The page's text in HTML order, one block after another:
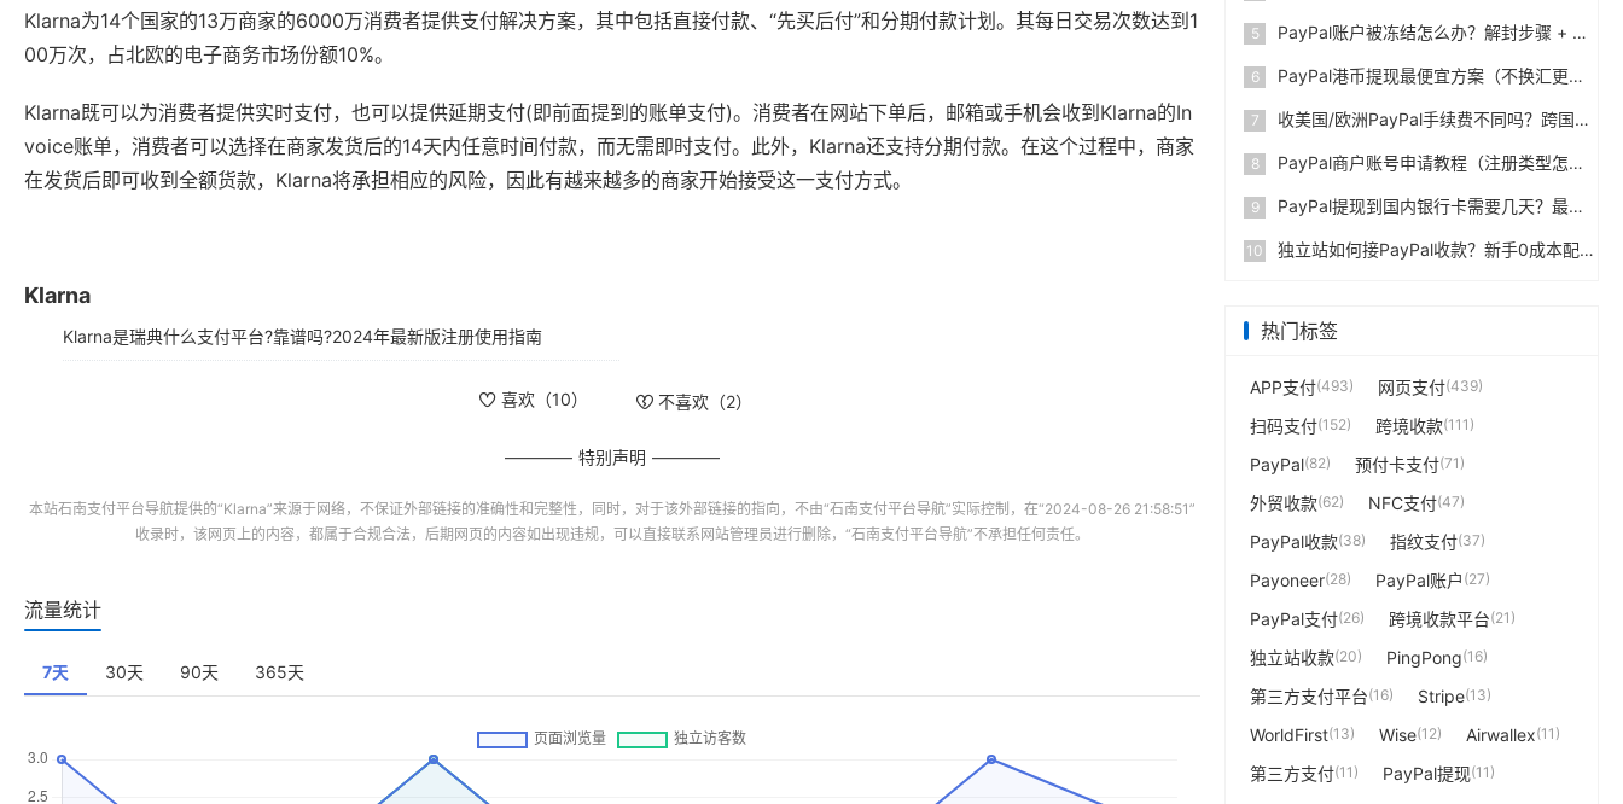
Klarna为14个国家的13万商家的6000万消费者提供支付解决方案，其中包括直接付款、“先买后付”和分期付款计划。其每日交易次数达到1
00万次，占北欧的电子商务市场份额10%。
Klarna既可以为消费者提供实时支付，也可以提供延期支付(即前面提到的账单支付)。消费者在网站下单后，邮箱或手机会收到Klarna的In
voice账单，消费者可以选择在商家发货后的14天内任意时间付款，而无需即时支付。此外，Klarna还支持分期付款。在这个过程中，商家
在发货后即可收到全额货款，Klarna将承担相应的风险，因此有越来越多的商家开始接受这一支付方式。
Klarna
Klarna是瑞典什么支付平台?靠谱吗?2024年最新版注册使用指南
喜欢（10） 不喜欢（2）
特别声明
本站石南支付平台导航提供的“Klarna”来源于网络，不保证外部链接的准确性和完整性，同时，对于该外部链接的指向，不由“石南支付平台导航”实际控制，在“2024-08-26 21:58:51”
收录时，该网页上的内容，都属于合规合法，后期网页的内容如出现违规，可以直接联系网站管理员进行删除，“石南支付平台导航”不承担任何责任。
流量统计
7天 30天 90天 365天
5 PayPal账户被冻结怎么办？解封步骤 + 防止再次限制指南
6 PayPal港币提现最便宜方案（不换汇更省钱）
7 收美国/欧洲PayPal手续费不同吗？跨国费率表曝光
8 PayPal商户账号申请教程（注册类型怎么选？避坑指南）
9 PayPal提现到国内银行卡需要几天？最便宜的方法公布
10 独立站如何接PayPal收款？新手0成本配置教程
热门标签
APP支付(493) 网页支付(439)
扫码支付(152) 跨境收款(111)
PayPal(82) 预付卡支付(71)
外贸收款(62) NFC支付(47)
PayPal收款(38) 指纹支付(37)
Payoneer(28) PayPal账户 (27)
PayPal支付(26) 跨境收款平台(21)
独立站收款(20) PingPong(16)
第三方支付平台(16) Stripe(13)
WorldFirst(13) Wise(12) Airwallex(11)
第三方支付(11) PayPal提现(11)